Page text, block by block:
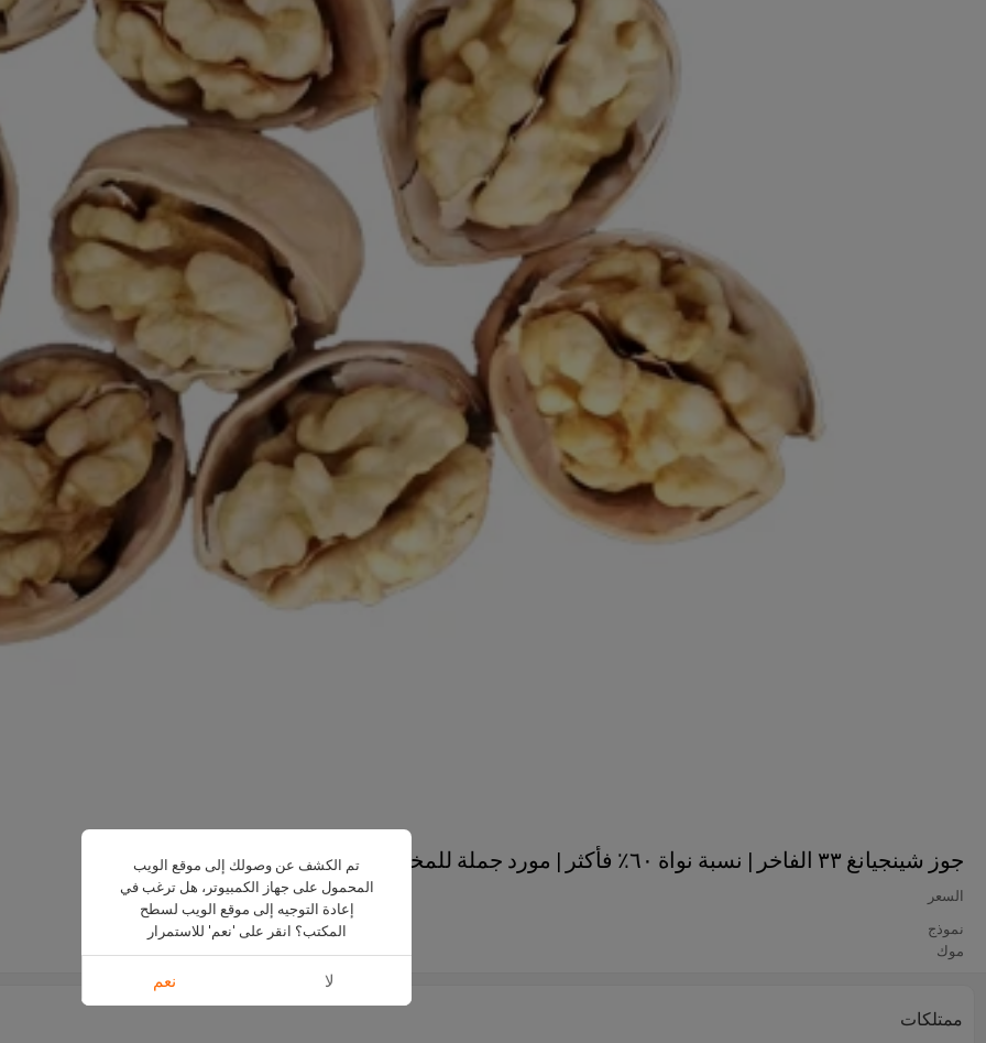
جوز شينجيانغ ٣٣ الفاخر | نسبة نواة ٦٠٪ فأكثر | مورد جملة للمخبوزات والوجبات الخفيفة
السعر US $2999-3199
نموذج
موك 5 ton
ممتلكات
تم الكشف عن وصولك إلى موقع الويب
المحمول على جهاز الكمبيوتر، هل ترغب في
إعادة التوجيه إلى موقع الويب لسطح
المكتب؟ انقر على 'نعم' للاستمرار
لا نعم